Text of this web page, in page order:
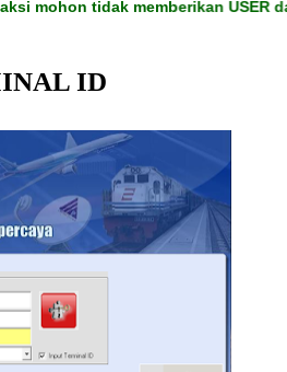
tidak memberikan USER dan
ID